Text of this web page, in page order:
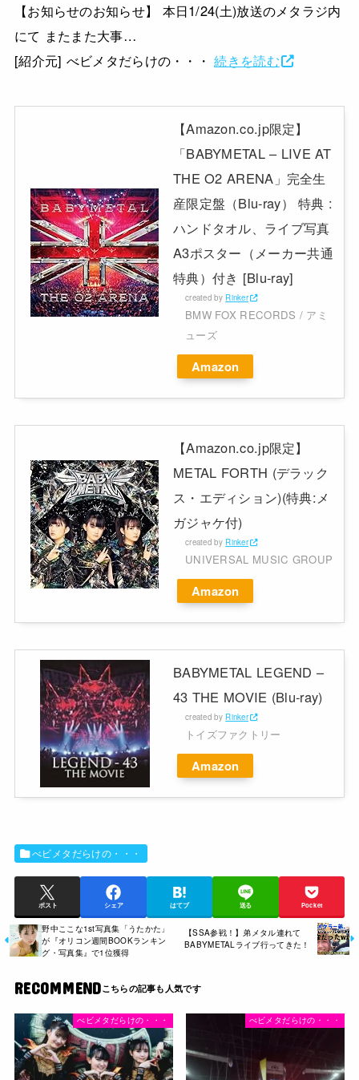
【お知らせのお知らせ】 本日1/24(土)放送のメタラジ内
にて またまた大事…
[紹介元] べビメタだらけの・・・続きを読む
【Amazon.co.jp限定】
「BABYMETAL – LIVE AT
THE O2 ARENA」完全生
産限定盤（Blu-ray） 特典 :
ハンドタオル、ライブ写真
A3ポスター（メーカー共通
特典）付き [Blu-ray]
created by Rinker
BMW FOX RECORDS / アミ
ューズ
Amazon
【Amazon.co.jp限定】
METAL FORTH (デラック
ス・エディション)(特典:メ
ガジャケ付)
created by Rinker
UNIVERSAL MUSIC GROUP
Amazon
BABYMETAL LEGEND –
43 THE MOVIE (Blu-ray)
created by Rinker
トイズファクトリー
Amazon
べビメタだらけの・・・
ポスト シェア はてブ 送る Pocket
野中ここな1st写真集「うたかた」
が『オリコン週間BOOKランキン
グ・写真集』で1位獲得
【SSA参戦！】弟メタル連れて
BABYMETALライブ行ってきた！
RECOMMEND
べビメタだらけの・・・ べビメタだらけの・・・